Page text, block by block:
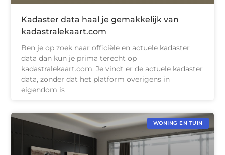
Kadaster data haal je gemakkelijk van
kadastralekaart.com
Ben je op zoek naar officiële en actuele kadaster
data dan kun je prima terecht op
kadastralekaart.com. Je vindt er de actuele kadaster
data, zonder dat het platform overigens in
eigendom is
WONING EN TUIN